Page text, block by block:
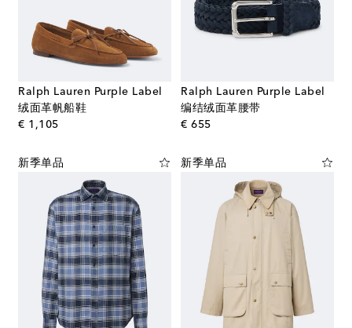
Ralph Lauren Purple Label
绒面革帆船鞋
€ 1,105original price
Ralph Lauren Purple Label
编结绒面革腰带
€ 655original price
新季单品 新季单品